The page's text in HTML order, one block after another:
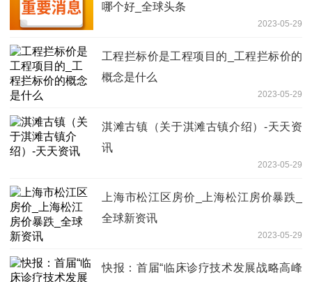
哪个好_全球头条
2023-05-29
工程拦标价是工程项目的_工程拦标价的
概念是什么
2023-05-29
淇滩古镇（关于淇滩古镇介绍）-天天资
讯
2023-05-29
上海市松江区房价_上海松江房价暴跌_
全球新资讯
2023-05-29
快报：首届“临床诊疗技术发展战略高峰